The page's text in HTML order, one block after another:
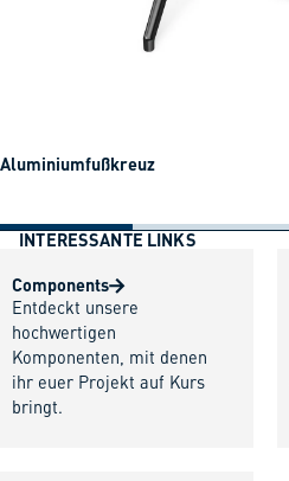
Aluminiumfußkreuz
INTERESSANTE LINKS
Components
Entdeckt unsere
hochwertigen
Komponenten, mit denen
ihr euer Projekt auf Kurs
bringt.